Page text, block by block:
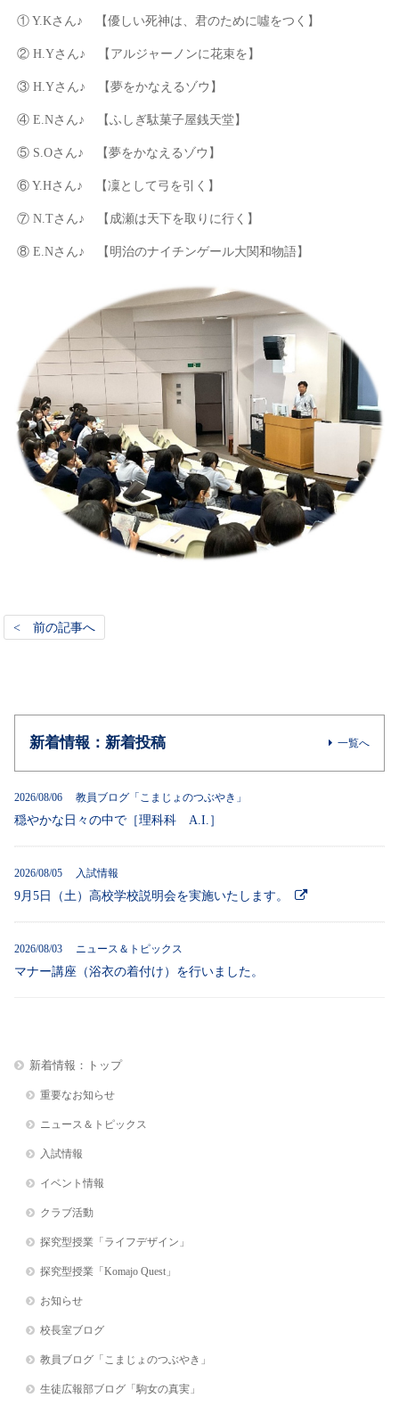
① Y.Kさん♪ 【優しい死神は、君のために噓をつく】
② H.Yさん♪ 【アルジャーノンに花束を】
③ H.Yさん♪ 【夢をかなえるゾウ】
④ E.Nさん♪ 【ふしぎ駄菓子屋銭天堂】
⑤ S.Oさん♪ 【夢をかなえるゾウ】
⑥ Y.Hさん♪ 【凜として弓を引く】
⑦ N.Tさん♪ 【成瀬は天下を取りに行く】
⑧ E.Nさん♪ 【明治のナイチンゲール大関和物語】
< 前の記事へ
新着情報：新着投稿 一覧へ
2026/08/06 教員ブログ「こまじょのつぶやき」
穏やかな日々の中で［理科科 A.I.］
2026/08/05 入試情報
9月5日（土）高校学校説明会を実施いたします。
2026/08/03 ニュース＆トピックス
マナー講座（浴衣の着付け）を行いました。
新着情報：トップ
重要なお知らせ
ニュース＆トピックス
入試情報
イベント情報
クラブ活動
探究型授業「ライフデザイン」
探究型授業「Komajo Quest」
お知らせ
校長室ブログ
教員ブログ「こまじょのつぶやき」
生徒広報部ブログ「駒女の真実」